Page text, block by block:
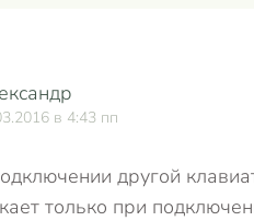
в 4:43 пп
другой
только при